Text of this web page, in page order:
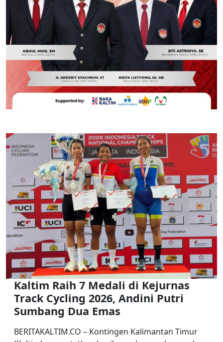
Kaltim Raih 7 Medali di Kejurnas
Track Cycling 2026, Andini Putri
Sumbang Dua Emas
BERITAKALTIM.CO – Kontingen Kalimantan Timur